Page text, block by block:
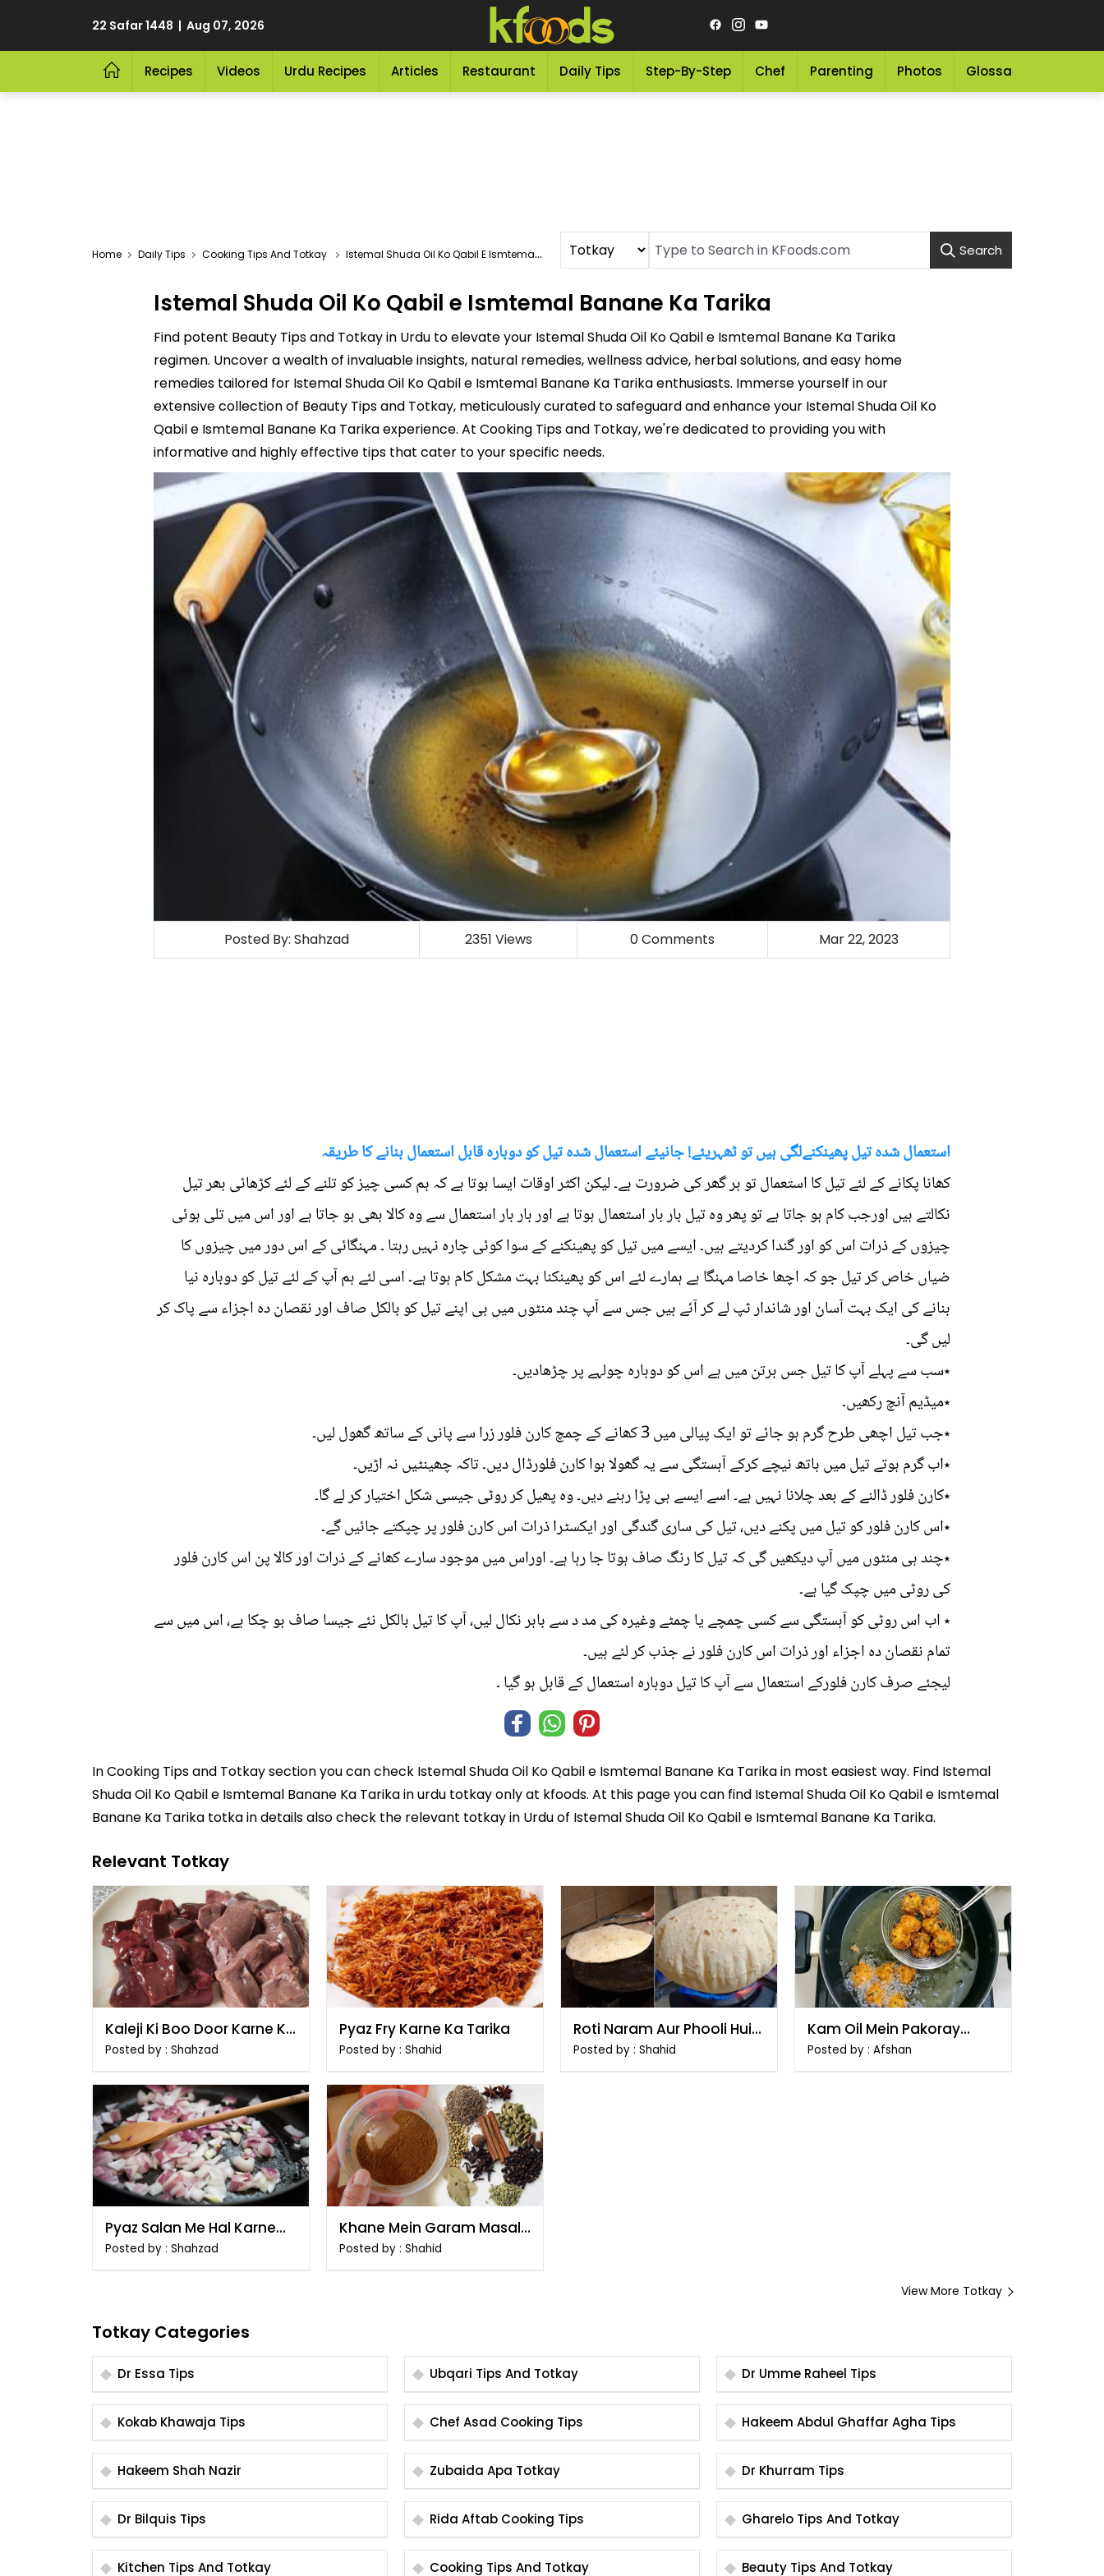
22 Safar 1448 | Aug 07, 2026
Recipes Videos Urdu Recipes Articles Restaurant Daily Tips Step-By-Step Chef Parenting Photos Glossary
Home Daily Tips Cooking Tips And Totkay Istemal Shuda Oil Ko Qabil E Ismtemal Banane Ka Tarika Search
Istemal Shuda Oil Ko Qabil e Ismtemal Banane Ka Tarika
Find potent Beauty Tips and Totkay in Urdu to elevate your Istemal Shuda Oil Ko Qabil e Ismtemal Banane Ka Tarika
regimen. Uncover a wealth of invaluable insights, natural remedies, wellness advice, herbal solutions, and easy home
remedies tailored for Istemal Shuda Oil Ko Qabil e Ismtemal Banane Ka Tarika enthusiasts. Immerse yourself in our
extensive collection of Beauty Tips and Totkay, meticulously curated to safeguard and enhance your Istemal Shuda Oil Ko
Qabil e Ismtemal Banane Ka Tarika experience. At Cooking Tips and Totkay, we're dedicated to providing you with
informative and highly effective tips that cater to your specific needs.
Posted By: Shahzad 2351 Views 0Comments Mar 22, 2023
استعمال شدہ تیل پھینکنےلگی ہیں تو ٹھہریئے! جانیئے استعمال شدہ تیل کو دوبارہ قابل استعمال بنانے کا طریقہ
کھانا پکانے کے لئے تیل کا استعمال تو ہر گھر کی ضرورت ہے۔ لیکن اکثر اوقات ایسا ہوتا ہے کہ ہم کسی چیز کو تلنے کے لئے کڑھائی بھر تیل
نکالتے ہیں اورجب کام ہو جاتا ہے تو پھر وہ تیل بار بار استعمال ہوتا ہے اور بار بار استعمال سے وہ کالا بھی ہو جاتا ہے اور اس میں تلی ہوئی
چیزوں کے ذرات اس کو اور گندا کردیتے ہیں۔ ایسے میں تیل کو پھینکنے کے سوا کوئی چارہ نہیں رہتا ۔ مہنگائی کے اس دور میں چیزوں کا
ضیاں خاص کر تیل جو کہ اچھا خاصا مہنگا ہے ہمارے لئے اس کو پھینکنا بہت مشکل کام ہوتا ہے۔ اسی لئے ہم آپ کے لئے تیل کو دوبارہ نیا
بنانے کی ایک بہت آسان اور شاندار ٹپ لے کر آئے ہیں جس سے آپ چند منٹوں میں ہی اپنے تیل کو بالکل صاف اور نقصان دہ اجزاء سے پاک کر
لیں گی۔
٭سب سے پہلے آپ کا تیل جس برتن میں ہے اس کو دوبارہ چولہے پر چڑھادیں۔
٭میڈیم آنچ رکھیں۔
٭جب تیل اچھی طرح گرم ہو جائے تو ایک پیالی میں 3 کھانے کے چمچ کارن فلور زرا سے پانی کے ساتھ گھول لیں۔
٭اب گرم ہوتے تیل میں ہاتھ نیچے کرکے آہستگی سے یہ گھولا ہوا کارن فلورڈال دیں۔ تاکہ چھینٹیں نہ اڑیں۔
٭کارن فلور ڈالنے کے بعد چلانا نہیں ہے۔ اسے ایسے ہی پڑا رہنے دیں۔ وہ پھیل کر روٹی جیسی شکل اختیار کر لے گا۔
٭اس کارن فلور کو تیل میں پکنے دیں، تیل کی ساری گندگی اور ایکسٹرا ذرات اس کارن فلور پر چپکتے جائیں گے۔
٭چند ہی منٹوں میں آپ دیکھیں گی کہ تیل کا رنگ صاف ہوتا جا رہا ہے۔ اوراس میں موجود سارے کھانے کے ذرات اور کالا پن اس کارن فلور
کی روٹی میں چپک گیا ہے۔
٭ اب اس روٹی کو آہستگی سے کسی چمچے یا چمٹے وغیرہ کی مد د سے باہر نکال لیں، آپ کا تیل بالکل نئے جیسا صاف ہو چکا ہے، اس میں سے
تمام نقصان دہ اجزاء اور ذرات اس کارن فلور نے جذب کر لئے ہیں۔
لیجئے صرف کارن فلورکے استعمال سے آپ کا تیل دوبارہ استعمال کے قابل ہو گیا ۔
InCooking Tips and Totkaysection you can check Istemal Shuda Oil Ko Qabil e Ismtemal Banane Ka Tarikain most easiest way. Find Istemal
Shuda Oil Ko Qabil e Ismtemal Banane Ka Tarika inurdu totkayonly at kfoods. At this page you can find Istemal Shuda Oil Ko Qabil e Ismtemal
Banane Ka Tarika totka in details also check the relevant totkay in Urdu of Istemal Shuda Oil Ko Qabil e Ismtemal Banane Ka Tarika.
Relevant Totkay
Kaleji Ki Boo Door Karne Ki
Tips
Posted by : Shahzad
Pyaz Fry Karne Ka Tarika
Posted by : Shahid
Roti Naram Aur Phooli Hui
Banane Ka Tarika
Posted by : Shahid
Kam Oil Mein Pakoray
Talne Ka Tarika
Posted by : Afshan
Pyaz Salan Me Hal Karne
Ka Tarika
Posted by : Shahzad
Khane Mein Garam Masala
Dalne Ke Nuqsanat
Posted by : Shahid
View More Totkay
Totkay Categories
Dr Essa Tips Ubqari Tips And Totkay Dr Umme Raheel Tips
Kokab Khawaja Tips Chef Asad Cooking Tips Hakeem Abdul Ghaffar Agha Tips
Hakeem Shah Nazir Zubaida Apa Totkay Dr Khurram Tips
Dr Bilquis Tips Rida Aftab Cooking Tips Gharelo Tips And Totkay
Kitchen Tips And Totkay Cooking Tips And Totkay Beauty Tips And Totkay